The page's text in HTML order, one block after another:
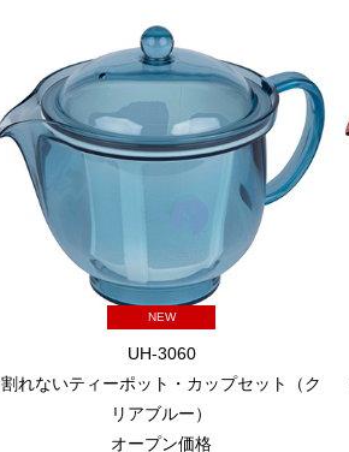
NEW
UH-3060
割れないティーポット・カップセット（ク
リアブルー）
オープン価格